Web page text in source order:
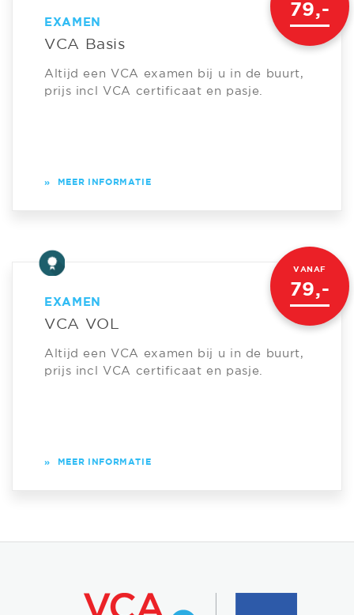
EXAMEN
VCA Basis
Altijd een VCA examen bij u in de buurt,
prijs incl VCA certificaat en pasje.
79,-
» MEER INFORMATIE
EXAMEN
VCA VOL
Altijd een VCA examen bij u in de buurt,
prijs incl VCA certificaat en pasje.
VANAF
79,-
» MEER INFORMATIE